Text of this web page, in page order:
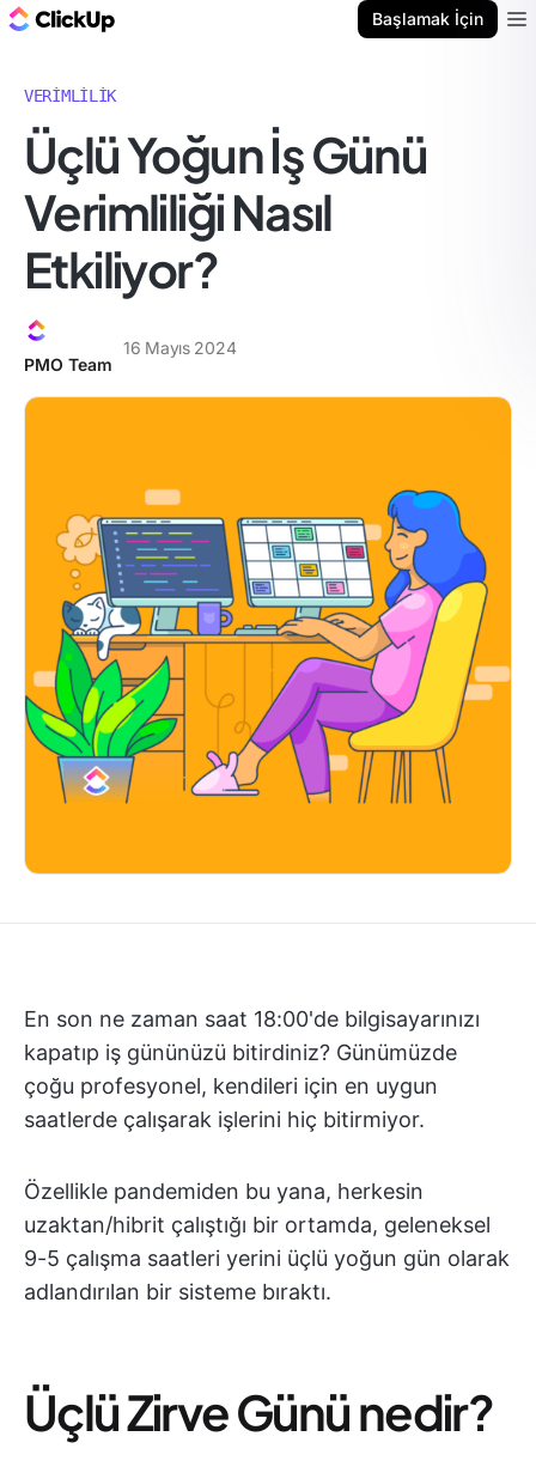
Başlamak İçin
VERIMLILIK
Üçlü Yoğun İş Günü
Verimliliği Nasıl
Etkiliyor?
PMO Team
16 Mayıs 2024
En son ne zaman saat 18:00'de bilgisayarınızı
kapatıp iş gününüzü bitirdiniz? Günümüzde
çoğu profesyonel, kendileri için en uygun
saatlerde çalışarak işlerini hiç bitirmiyor.
Özellikle pandemiden bu yana, herkesin
uzaktan/hibrit çalıştığı bir ortamda, geleneksel
9-5 çalışma saatleri yerini üçlü yoğun gün olarak
adlandırılan bir sisteme bıraktı.
Üçlü Zirve Günü nedir?